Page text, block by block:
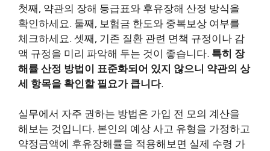
첫째, 약관의 장해 등급표와 후유장해 산정 방식을
확인하세요. 둘째, 보험금 한도와 중복보상 여부를
체크하세요. 셋째, 기존 질환 관련 면책 규정이나 감
액 규정을 미리 파악해 두는 것이 좋습니다. 특히 장
해률 산정 방법이 표준화되어 있지 않으니 약관의 상
세 항목을 확인할 필요가 큽니다.
실무에서 자주 권하는 방법은 가입 전 모의 계산을
해보는 것입니다. 본인의 예상 사고 유형을 가정하고
약정금액에 후유장해률을 적용해보면 실제 수령 가